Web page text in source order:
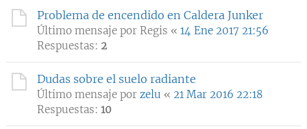
Problema de encendido en Caldera Junker
Último mensaje por Regis « 14 Ene 2017 21:56
Respuestas: 2
Dudas sobre el suelo radiante
Último mensaje por zelu « 21 Mar 2016 22:18
Respuestas: 10